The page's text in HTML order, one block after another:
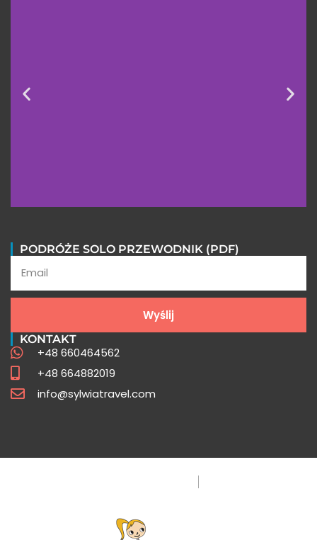
Sprawdź
PODRÓŻE SOLO PRZEWODNIK (PDF)
Wyślij
KONTAKT
+48 660464562
+48 664882019
info@sylwiatravel.com